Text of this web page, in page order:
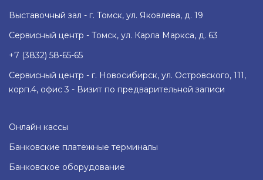
Выставочный зал - г. Томск, ул. Яковлева, д. 19
Сервисный центр - Томск, ул. Карла Маркса, д. 63
+7 (3832) 58-65-65
Сервисный центр - г. Новосибирск, ул. Островского, 111,
корп.4, офис 3 - Визит по предварительной записи
Онлайн кассы
Банковские платежные терминалы
Банковское оборудование